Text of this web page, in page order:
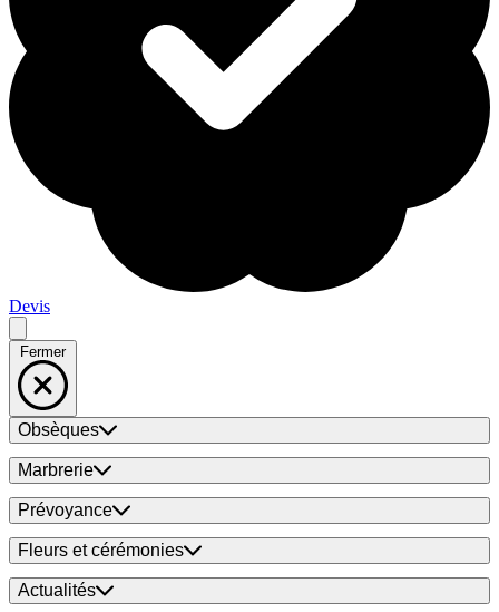
Devis
Fermer
Obsèques
Marbrerie
Prévoyance
Fleurs et cérémonies
Actualités